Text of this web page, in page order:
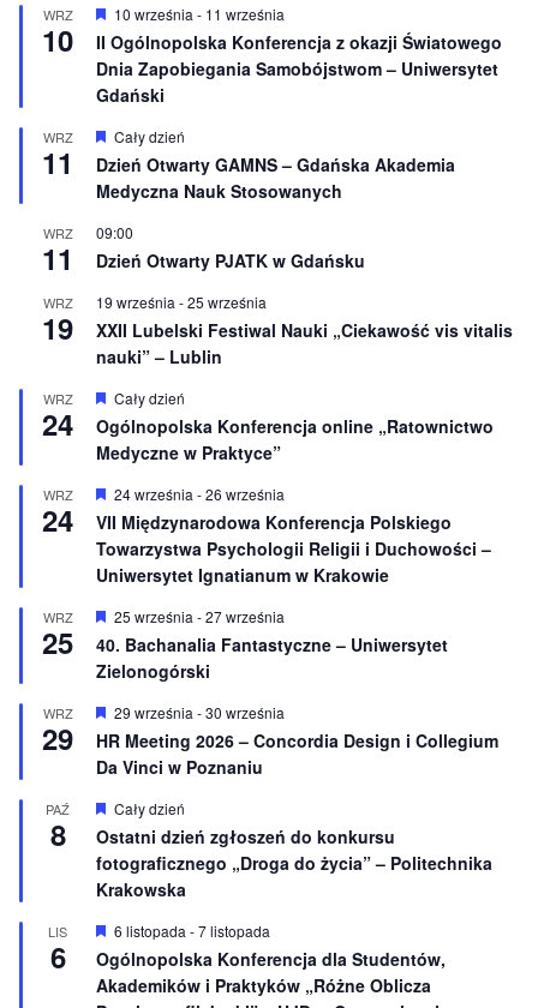
WRZ
10
W
y
r
ó
ż
n
o
n
e
10 września - 11 września
II Ogólnopolska Konferencja z okazji Światowego
Dnia Zapobiegania Samobójstwom – Uniwersytet
Gdański
WRZ
11
W
y
r
ó
n
o
e
Cały dzień
Dzień Otwarty GAMNS – Gdańska Akademia
Medyczna Nauk Stosowanych
WRZ
11
09:00
Dzień Otwarty PJATK w Gdańsku
WRZ
19
19 września -25 września
XXII Lubelski Festiwal Nauki „Ciekawość vis vitalis
nauki” – Lublin
WRZ
24
W
r
ó
n
i
o
n
e
Cały dzień
Ogólnopolska Konferencja online „Ratownictwo
Medyczne w Praktyce”
WRZ
24
W
y
r
ó
ż
n
i
o
n
e
24 września -26 września
VII Międzynarodowa Konferencja Polskiego
Towarzystwa Psychologii Religii i Duchowości –
Uniwersytet Ignatianum w Krakowie
WRZ
25
W
r
ó
n
i
o
n
25 września -27 września
40. Bachanalia Fantastyczne – Uniwersytet
Zielonogórski
WRZ
29
W
y
r
ó
n
o
n
e
29 września -30 września
HR Meeting 2026 – Concordia Design i Collegium
Da Vinci w Poznaniu
PAŹ
8
W
r
ó
ż
n
i
o
n
e
Cały dzień
Ostatni dzień zgłoszeń do konkursu
fotograficznego „Droga do życia” – Politechnika
Krakowska
LIS
6
W
r
ó
6 listopada -7 listopada
Ogólnopolska Konferencja dla Studentów,
Akademików i Praktyków „Różne Oblicza